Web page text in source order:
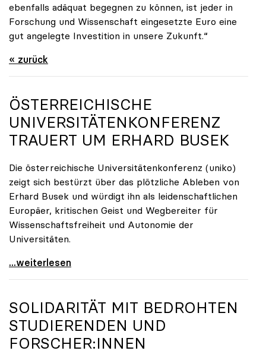
ebenfalls adäquat begegnen zu können, ist jeder in
Forschung und Wissenschaft eingesetzte Euro eine
gut angelegte Investition in unsere Zukunft.“
« zurück
ÖSTERREICHISCHE
UNIVERSITÄTENKONFERENZ
TRAUERT UM ERHARD BUSEK
Die österreichische Universitätenkonferenz (uniko)
zeigt sich bestürzt über das plötzliche Ableben von
Erhard Busek und würdigt ihn als leidenschaftlichen
Europäer, kritischen Geist und Wegbereiter für
Wissenschaftsfreiheit und Autonomie der
Universitäten.
Österreichische Universitätenkonferenz trauert um
...weiterlesen
SOLIDARITÄT MIT BEDROHTEN
STUDIERENDEN UND
FORSCHER:INNEN